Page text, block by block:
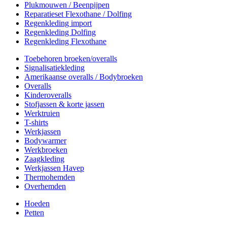
Plukmouwen / Beenpijpen
Reparatieset Flexothane / Dolfing
Regenkleding import
Regenkleding Dolfing
Regenkleding Flexothane
Toebehoren broeken/overalls
Signalisatiekleding
Amerikaanse overalls / Bodybroeken
Overalls
Kinderoveralls
Stofjassen & korte jassen
Werktruien
T-shirts
Werkjassen
Bodywarmer
Werkbroeken
Zaagkleding
Werkjassen Havep
Thermohemden
Overhemden
Hoeden
Petten